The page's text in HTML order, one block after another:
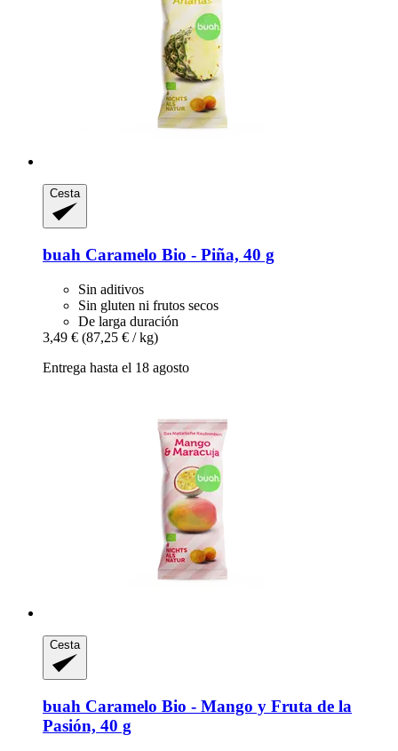
Cesta
buah Caramelo Bio -​ Piña, 40 g
Sin aditivos
Sin gluten ni frutos secos
De larga duración
3,49 € (87,25 € / kg)
Entrega hasta el 18 agosto
Cesta
buah Caramelo Bio -​ Mango y Fruta de la
Pasión, 40 g